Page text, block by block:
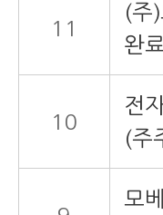
11
(주
완
10
전
(주
모